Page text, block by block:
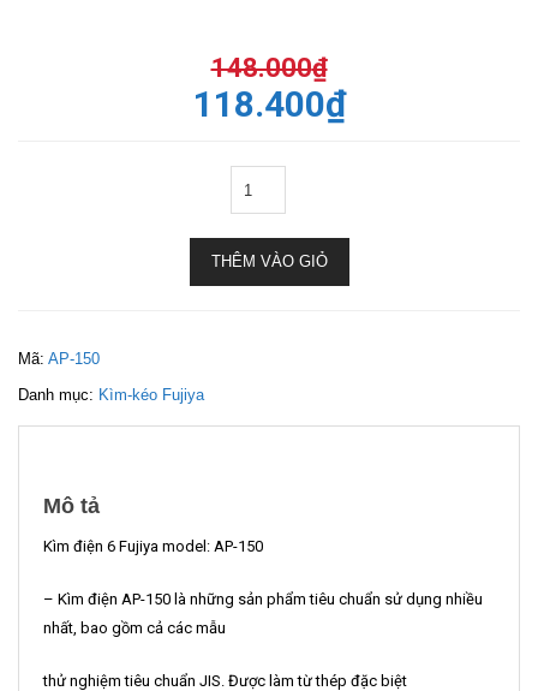
148.000₫
118.400₫
THÊM VÀO GIỎ
Mã: AP-150
Danh mục: Kìm-kéo Fujiya
Mô tả
Kìm điện 6 Fujiya model: AP-150
– Kìm điện AP-150 là những sản phẩm tiêu chuẩn sử dụng nhiều
nhất, bao gồm cả các mẫu
thử nghiệm tiêu chuẩn JIS. Được làm từ thép đặc biệt